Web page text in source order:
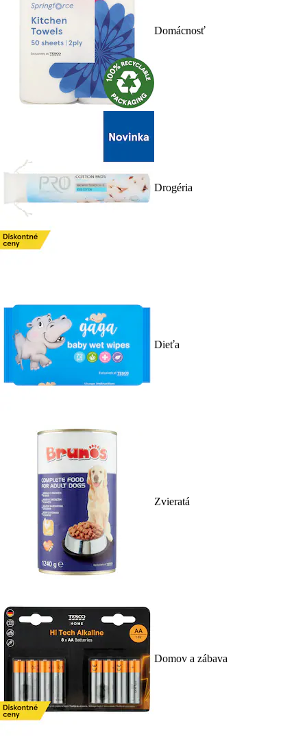
Domácnosť
Drogéria
Dieťa
Zvieratá
Domov a zábava